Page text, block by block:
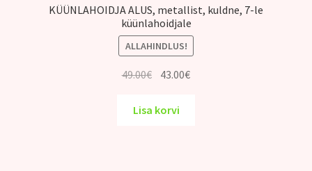
KÜÜNLAHOIDJA ALUS, metallist, kuldne, 7-le
küünlahoidjale
ALLAHINDLUS!
49.00€ Algne
oli:
43.00€Praegune
Lisa korvi